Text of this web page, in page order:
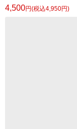
4,500円(税込4,950円)